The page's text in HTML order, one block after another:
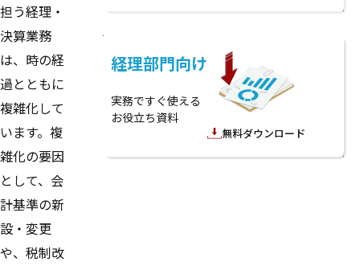
担う経理・
決算業務
は、時の経
過とともに
複雑化して
います。複
雑化の要因
として、会
計基準の新
設・変更
や、税制改
経理部門向け
実務ですぐ使える
お役立ち資料
無料ダウンロード